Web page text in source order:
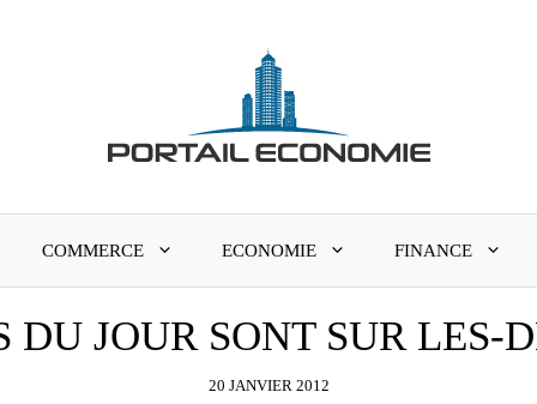
COMMERCE ECONOMIE FINANCE
DU JOUR SONT SUR LES-
20 JANVIER 2012